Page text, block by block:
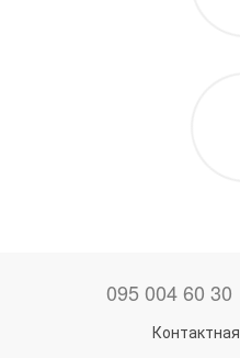
095 004 60 30